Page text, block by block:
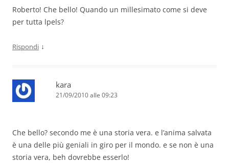
Roberto! Che bello! Quando un millesimato come si deve
per tutta lpels?
Rispondi ↓
kara
21/09/2010 alle 09:23
Che bello? secondo me è una storia vera. e l’anima salvata
è una delle più geniali in giro per il mondo. e se non è una
storia vera, beh dovrebbe esserlo!